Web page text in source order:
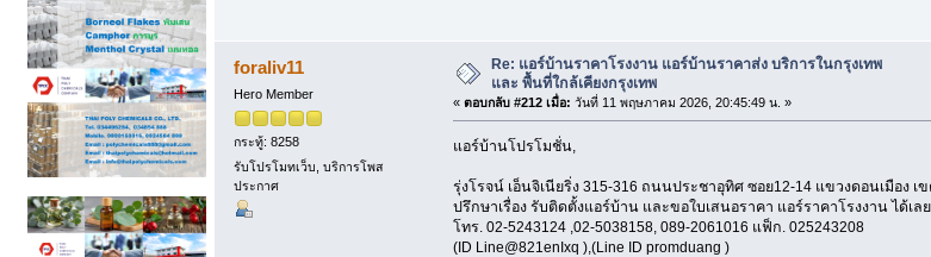
foraliv11
Hero Member
กระทู้: 8258
รับโปรโมทเว็บ, บริการโพส
ประกาศ
Re: แอร์บ้านราคาโรงงาน แอร์บ้านราคาส่ง บริการในกรุงเทพ
และ พื้นที่ใกล้เคียงกรุงเทพ
« ตอบกลับ #212 เมื่อ: วันที่ 11 พฤษภาคม 2026, 20:45:49 น. »
แอร์บ้านโปรโมชั่น,
รุ่งโรจน์ เอ็นจิเนียริ่ง 315-316 ถนนประชาอุทิศ ซอย12-14 แขวงดอนเมือง เ
ปรึกษาเรื่อง รับติดตั้งแอร์บ้าน และขอใบเสนอราคา แอร์ราคาโรงงาน ได้เล
โทร. 02-5243124 ,02-5038158, 089-2061016 แฟ็ก. 025243208
(ID Line@821enIxq ),(Line ID promduang )